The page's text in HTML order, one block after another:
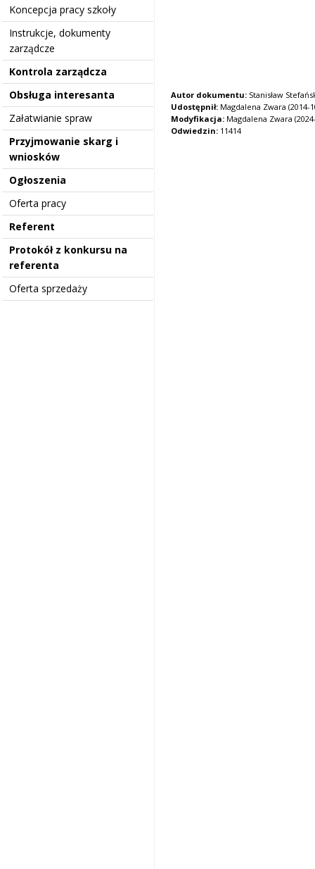
Koncepcja pracy szkoły
Instrukcje, dokumenty
zarządcze
Kontrola zarządcza
Obsługa interesanta
Załatwianie spraw
Przyjmowanie skarg i
wniosków
Ogłoszenia
Oferta pracy
Referent
Protokół z konkursu na
referenta
Oferta sprzedaży
Autor dokumentu: Stanisław
Udostępnił: Magdalena Zwara (2014-
Modyfikacja: Magdalena Zwara
Odwiedzin: 11414